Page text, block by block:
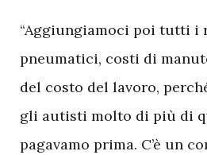
“Aggiungiamoci poi tutti
pneumatici, costi di
del costo del lavoro,
gli autisti molto di più di
pagavamo prima. C’è un